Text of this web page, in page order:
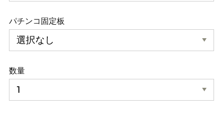
パチンコ固定板
数量